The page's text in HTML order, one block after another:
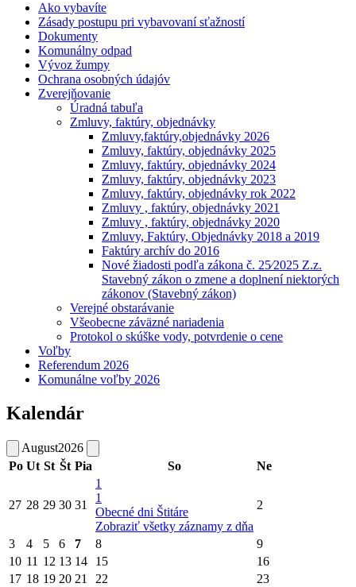
Ako vybavíte
Zásady postupu pri vybavovaní sťažností
Dokumenty
Komunálny odpad
Vývoz žumpy
Ochrana osobných údajóv
Zverejňovanie
Úradná tabuľa
Zmluvy, faktúry, objednávky
Zmluvy,faktúry,objednávky 2026
Zmluvy, faktúry, objednávky 2025
Zmluvy, faktúry, objednávky 2024
Zmluvy, faktúry, objednávky 2023
Zmluvy, faktúry, objednávky rok 2022
Zmluvy , faktúry, objednávky 2021
Zmluvy , faktúry, objednávky 2020
Zmluvy, Faktúry, Objednávky 2018 a 2019
Faktúry archív do 2016
Nové žiadosti podľa zákona č. 25⁄2025 Z.z.
Stavebný zákon o zmene a doplnení niektorých
zákonov (Stavebný zákon)
Verejné obstarávanie
Všeobecne záväzné nariadenia
Protokol o skúške vody, potvrdenie o cene
Voľby
Referendum 2026
Komunálne voľby 2026
Kalendár
August2026
Po Ut St Št Pia So Ne
27 28 29 30 31
1
1
Obecné dni Štitáre
Zobraziť všetky záznamy z dňa
2
3 4 5 6 7 8
9
10 11 12 13 14 15
16
17 18 19 20 21 22
23